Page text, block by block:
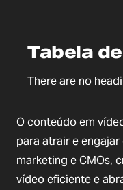
Tabela
There are no
O conteúdo em
para atrair e
marketing e CMOs,
vídeo eficiente e